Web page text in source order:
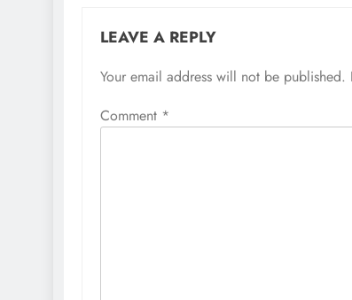
LEAVE A REPLY
Your email address will not be published.
Comment *